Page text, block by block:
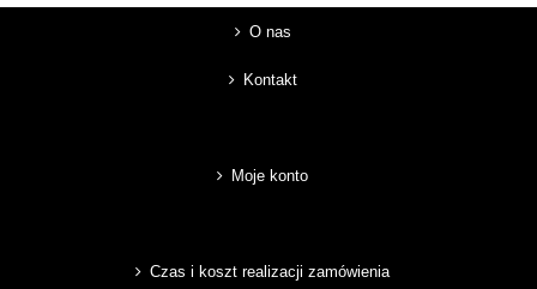
O nas
Kontakt
Moje konto
Czas i koszt realizacji zamówienia